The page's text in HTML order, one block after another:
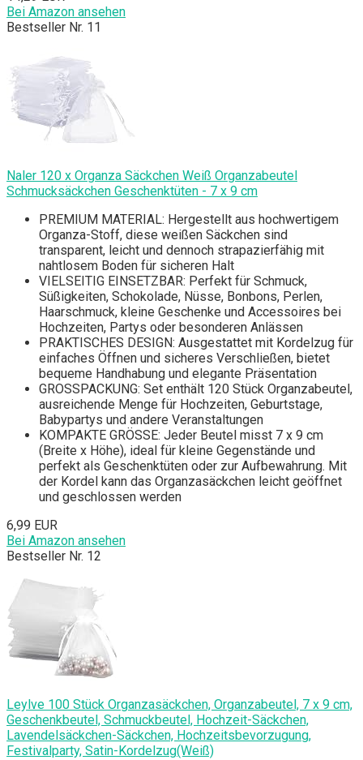
Bei Amazon ansehen
Bestseller Nr. 11
Naler 120 x Organza Säckchen Weiß Organzabeutel
Schmucksäckchen Geschenktüten - 7 x 9 cm
PREMIUM MATERIAL: Hergestellt aus hochwertigem
Organza-Stoff, diese weißen Säckchen sind
transparent, leicht und dennoch strapazierfähig mit
nahtlosem Boden für sicheren Halt
VIELSEITIG EINSETZBAR: Perfekt für Schmuck,
Süßigkeiten, Schokolade, Nüsse, Bonbons, Perlen,
Haarschmuck, kleine Geschenke und Accessoires bei
Hochzeiten, Partys oder besonderen Anlässen
PRAKTISCHES DESIGN: Ausgestattet mit Kordelzug für
einfaches Öffnen und sicheres Verschließen, bietet
bequeme Handhabung und elegante Präsentation
GROSSPACKUNG: Set enthält 120 Stück Organzabeutel,
ausreichende Menge für Hochzeiten, Geburtstage,
Babypartys und andere Veranstaltungen
KOMPAKTE GRÖSSE: Jeder Beutel misst 7 x 9 cm
(Breite x Höhe), ideal für kleine Gegenstände und
perfekt als Geschenktüten oder zur Aufbewahrung. Mit
der Kordel kann das Organzasäckchen leicht geöffnet
und geschlossen werden
6,99 EUR
Bei Amazon ansehen
Bestseller Nr. 12
Leylve 100 Stück Organzasäckchen, Organzabeutel, 7 x 9 cm,
Geschenkbeutel, Schmuckbeutel, Hochzeit-Säckchen,
Lavendelsäckchen-Säckchen, Hochzeitsbevorzugung,
Festivalparty, Satin-Kordelzug(Weiß)